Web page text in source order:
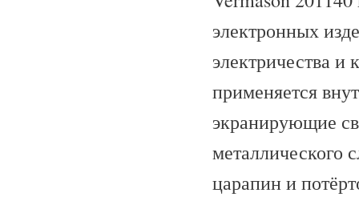
электронных
электричества
применяется
экранирующие
металлического
царапин и